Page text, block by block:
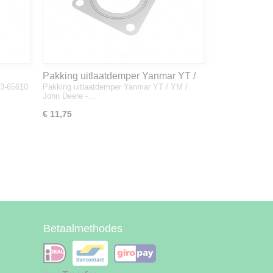
65610
Pakking uitlaatdemper Yanmar YT /
YM / John Deere - 128300-13230
Pakking uitlaatdemper Yanmar YT / YM /
John Deere -…
€ 11,75
Betaalmethodes